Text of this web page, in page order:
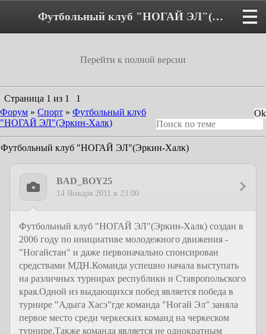
Футбольный клуб "НОГАЙ ЭЛ"(Эркин-Халк) - Форум
Перейти к полной версии
Страница 1 из 1
1
Форум » Спорт » Футбольный клуб
"НОГАЙ ЭЛ"(Эркин-Халк)
Футбольный клуб "НОГАЙ ЭЛ"(Эркин-Халк)
BAD_BOY25
14 Января 2011 в 23:00
Футбольный клуб "НОГАЙ ЭЛ"(Эркин-Халк) создан в
2006 году по инициативе молодежного движения -
"Ногайстан" и даже первоначально спонсирован
средствами МДН.Команда успешно начала выступать
на различных турнирах республики и Ставропольского
края.Одной из выдающихся побед является победа в
турнире "Адыга Хасэ"где команда "Ногай Эл" заняла
первое место среди черкеских команд на черкеском
турнире.Также команда является не однократным